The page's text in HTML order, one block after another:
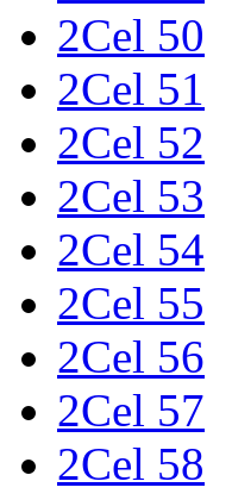
2Cel 50
2Cel 51
2Cel 52
2Cel 53
2Cel 54
2Cel 55
2Cel 56
2Cel 57
2Cel 58